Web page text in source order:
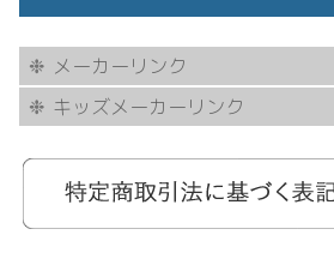
メーカーリンク
AKITTO
BCPC
eye Society
EYEVAN
FLEA
HASKY NOISE
JAPONISM
KAMURO
Less Thanhuman
MOSCOT
Paul Smith
BOSTON CLUB
Silhouette
SOLID BLUE
TAYLOR
tony same
tse tse
USH
VIKTOR & ROLF
甚六作
EYEVOL
corner
NORUT
キッズメーカーリンク